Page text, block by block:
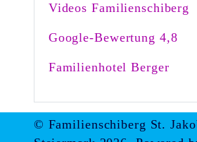
Videos Familienschiberg
Google-Bewertung 4,8
Familienhotel Berger
© Familienschiberg St.